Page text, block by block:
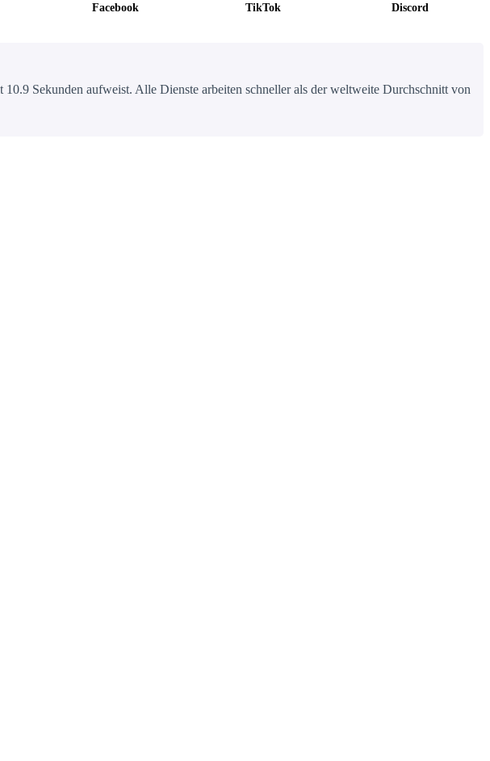
Facebook TikTok Discord
Sekunden aufweist. Alle Dienste arbeiten schneller als der weltweite Durchschnitt von